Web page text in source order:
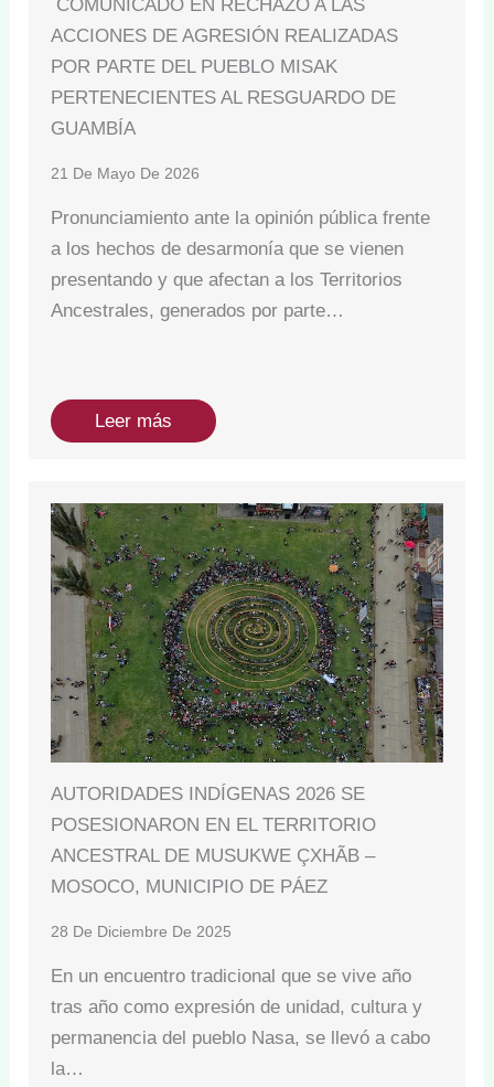
COMUNICADO EN RECHAZO A LAS
ACCIONES DE AGRESIÓN REALIZADAS
POR PARTE DEL PUEBLO MISAK
PERTENECIENTES AL RESGUARDO DE
GUAMBÍA
21 De Mayo De 2026
Pronunciamiento ante la opinión pública frente
a los hechos de desarmonía que se vienen
presentando y que afectan a los Territorios
Ancestrales, generados por parte…
Leer más
AUTORIDADES INDÍGENAS 2026 SE
POSESIONARON EN EL TERRITORIO
ANCESTRAL DE MUSUKWE ÇXHÃB –
MOSOCO, MUNICIPIO DE PÁEZ
28 De Diciembre De 2025
En un encuentro tradicional que se vive año
tras año como expresión de unidad, cultura y
permanencia del pueblo Nasa, se llevó a cabo
la…